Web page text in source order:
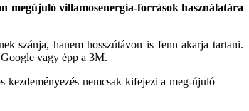
megújuló villamosenergia-források használatára
szánja, hanem hosszútávon is fenn akarja tartani.
vagy épp a 3M.
kezdeményezés nemcsak kifejezi a meg-újuló